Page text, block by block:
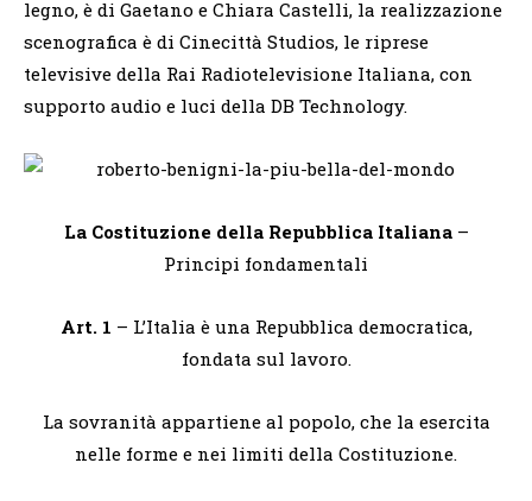
legno, è di Gaetano e Chiara Castelli, la realizzazione
scenografica è di Cinecittà Studios, le riprese
televisive della Rai Radiotelevisione Italiana, con
supporto audio e luci della DB Technology.
La Costituzione della Repubblica Italiana –
Principi fondamentali
Art. 1 – L’Italia è una Repubblica democratica,
fondata sul lavoro.
La sovranità appartiene al popolo, che la esercita
nelle forme e nei limiti della Costituzione.